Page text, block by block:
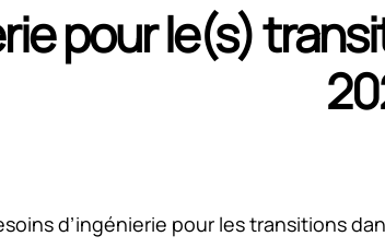
pour le(s)
d’ingénierie pour les transitions